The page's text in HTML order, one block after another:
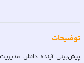
توضیحات
پیش‌بینی آینده دانش